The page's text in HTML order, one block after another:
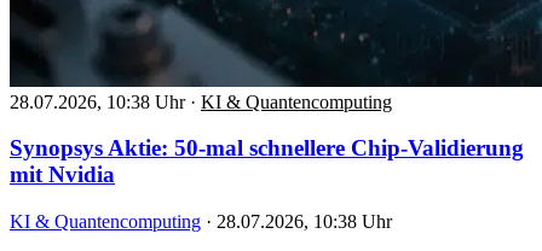
28.07.2026, 10:38 Uhr · KI & Quantencomputing
Synopsys Aktie: 50-mal schnellere Chip-Validierung
mit Nvidia
KI & Quantencomputing · 28.07.2026, 10:38 Uhr